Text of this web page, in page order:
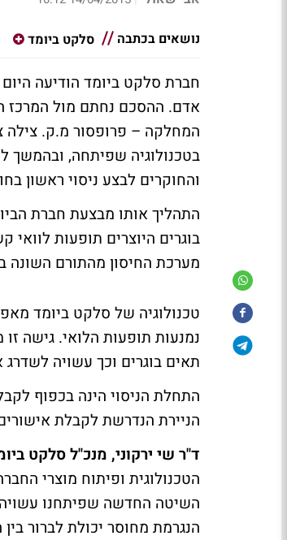
נושאים בכתבה סלקט ביומד
חברת סלקט ביומד הודיעה
אדם. ההסכם נחתם מול המרכז
המחלקה – פרופסור מ.ק. צילה
בטכנולוגיה שפיתחה, ובהמשך
והחוקרים לבצע ניסוי ראשון
התהליך אותו מבצעת חברת
בוגרים היוצרים תופעות
מערכת החיסון מהתורם השונה
טכנולוגיה של סלקט ביומד
נמנעות תופעות הלואי. גישה
תאים בוגרים וכך עשויה
התחלת הניסוי הינה בכפוף
הניירת הנדרשת לקבלת
ד"ר שי ירקוני, מנכ"ל סלקט
הטכנולוגית ופיתוח מוצרי
השיטה החדשה שפיתחנו
הנגרמת מחוסר יכולת לברור